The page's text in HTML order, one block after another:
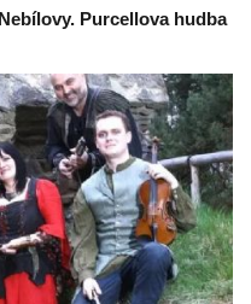
Purcellova hudba